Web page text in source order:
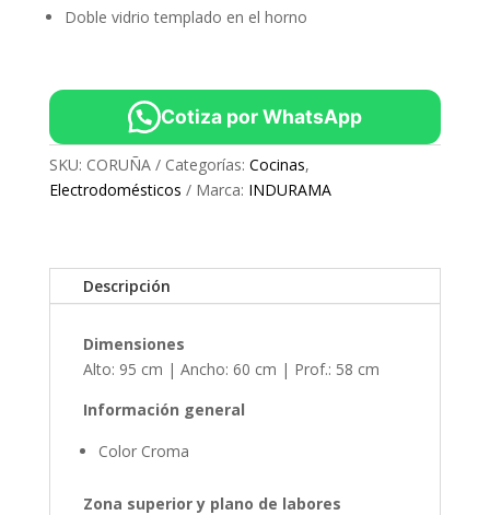
Doble vidrio templado en el horno
Cotiza por WhatsApp
SKU: CORUÑA Categorías: Cocinas,
Electrodomésticos
Marca: INDURAMA
Descripción
Dimensiones
Alto: 95 cm | Ancho: 60 cm | Prof.: 58 cm
Información general
Color Croma
Zona superior y plano de labores